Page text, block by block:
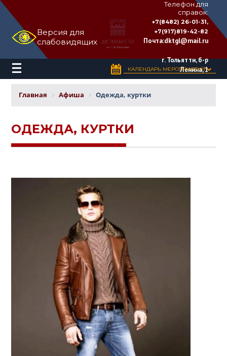
Версия для
слабовидящих
ДВОРЕЦ
КУЛЬТУРЫ
«ТОЛЬЯТТИ»
имени
Телефон для
справок:
+7(8482) 26-01-31,
+7(917)819-42-82
Почта:dktgl@mail.ru
г. Тольятти, б-р
Ленина, 1
КАЛЕНДАРЬ МЕРОПРИЯТИЙ
Главная Афиша Одежда, куртки
ОДЕЖДА, КУРТКИ